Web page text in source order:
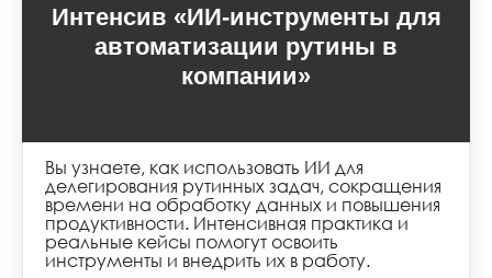
Интенсив «ИИ-инструменты для
автоматизации рутины в
компании»
Вы узнаете, как использовать ИИ для
делегирования рутинных задач, сокращения
времени на обработку данных и повышения
продуктивности. Интенсивная практика и
реальные кейсы помогут освоить
инструменты и внедрить их в работу.